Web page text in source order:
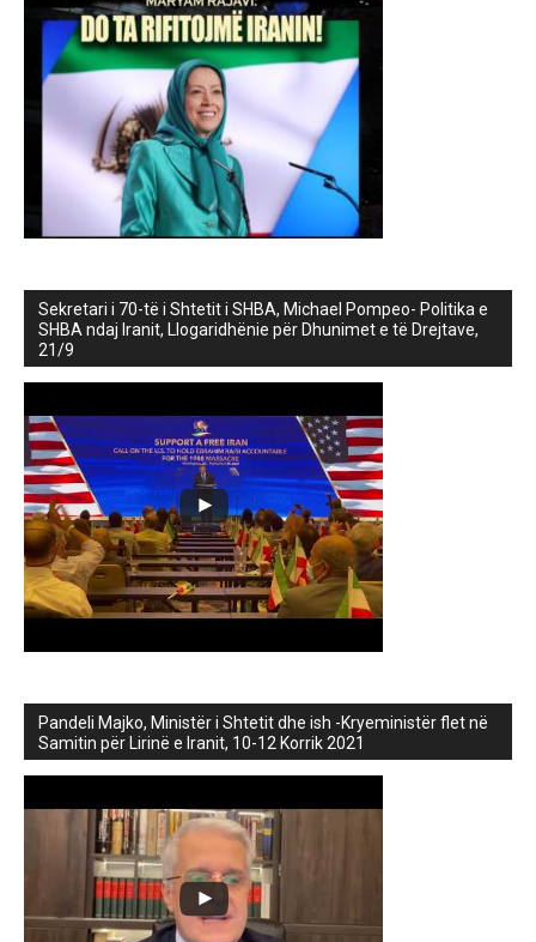
Sekretari i 70-të i Shtetit i SHBA, Michael Pompeo- Politika e
SHBA ndaj Iranit, Llogaridhënie për Dhunimet e të Drejtave,
21/9
Pandeli Majko, Ministër i Shtetit dhe ish -Kryeministër flet në
Samitin për Lirinë e Iranit, 10-12 Korrik 2021